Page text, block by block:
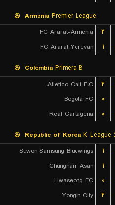
Armenia Premier League
FC Ararat-Armenia
۲
FC Ararat Yerevan
۱
Colombia Primera B
Atletico Cali F.C.
۲
Bogota FC
۰
Real Cartagena
۰
Republic of Korea K-League
Suwon Samsung Bluewings
۱
Chungnam Asan
۱
Hwaseong FC
۰
Yongin City
۲